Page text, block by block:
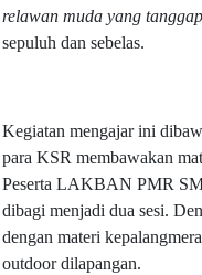
relawan muda yang
sepuluh dan sebelas.
Kegiatan mengajar ini
para KSR membawakan
Peserta LAKBAN PMR
dibagi menjadi dua sesi.
dengan materi
outdoor dilapangan.